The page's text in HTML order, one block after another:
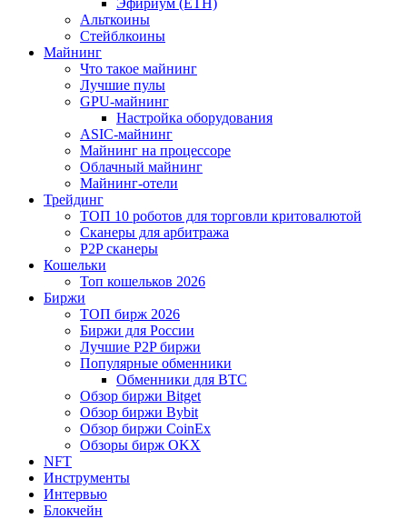
Эфириум (ETH)
Альткоины
Стейблкоины
Майнинг
Что такое майнинг
Лучшие пулы
GPU-майнинг
Настройка оборудования
ASIC-майнинг
Майнинг на процессоре
Облачный майнинг
Майнинг-отели
Трейдинг
ТОП 10 роботов для торговли критовалютой
Сканеры для арбитража
P2P сканеры
Кошельки
Топ кошельков 2026
Биржи
ТОП бирж 2026
Биржи для России
Лучшие P2P биржи
Популярные обменники
Обменники для BTC
Обзор биржи Bitget
Обзор биржи Bybit
Обзор биржи CoinEx
Обзоры бирж OKX
NFT
Инструменты
Интервью
Блокчейн